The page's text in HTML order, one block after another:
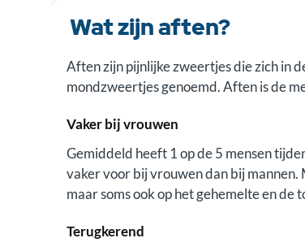
Wat zijn aften?
Aften zijn pijnlijke zweertjes die zich in
mondzweertjes genoemd. Aften is de
Vaker bij vrouwen
Gemiddeld heeft 1 op de 5 mensen
vaker voor bij vrouwen dan bij
maar soms ook op het gehemelte en de
Terugkerend